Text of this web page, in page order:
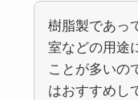
樹脂製であっ
室などの用途
ことが多いの
はおすすめし